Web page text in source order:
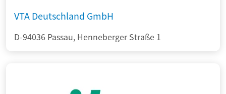
VTA Deutschland GmbH
D-94036 Passau, Henneberger Straße 1